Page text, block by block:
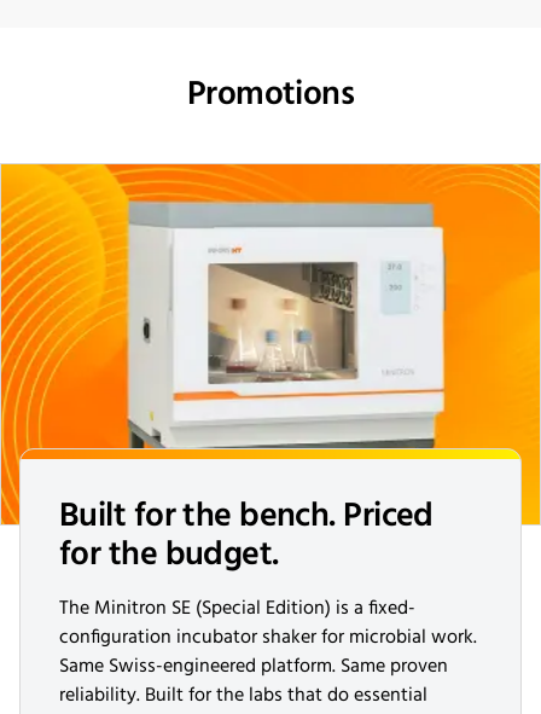
Promotions
Built for the bench. Priced
for the budget.
The Minitron SE (Special Edition) is a fixed-
configuration incubator shaker for microbial work.
Same Swiss-engineered platform. Same proven
reliability. Built for the labs that do essential